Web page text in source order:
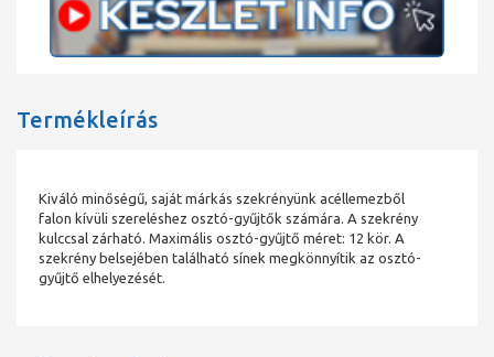
Termékleírás
Kiváló minőségű, saját márkás szekrényünk acéllemezből
falon kívüli szereléshez osztó-gyűjtők számára. A szekrény
kulccsal zárható. Maximális osztó-gyűjtő méret: 12 kör. A
szekrény belsejében található sínek megkönnyítik az osztó-
gyűjtő elhelyezését.